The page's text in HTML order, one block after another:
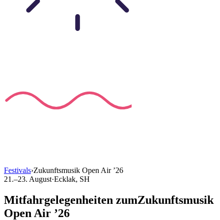
Festivals›Zukunftsmusik Open Air’26
21.–23. August·Ecklak, SH
Mitfahrgelegenheiten zumZukunftsmusik
Open Air ’26